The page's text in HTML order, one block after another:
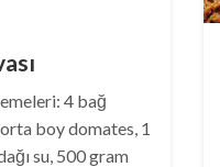
4 bağ
boy domates, 1
su, 500 gram